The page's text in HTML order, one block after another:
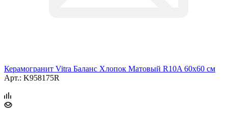
Керамогранит Vitra Баланс Хлопок Матовый R10A 60x60 см
Арт.: K958175R